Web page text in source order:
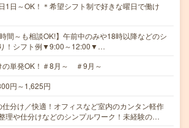
1日～OK！＊希望シフト制で好きな曜日で働け
時間～も相談OK!】午前中のみや18時以降などのシ
！シフト例▼9:00～12:00▼…
の単発OK！＃8月～ ＃9月～
円～1,625円
仕分け／快適！オフィスなど室内のカンタン軽作
理や仕分けなどのシンプルワーク！未経験の…